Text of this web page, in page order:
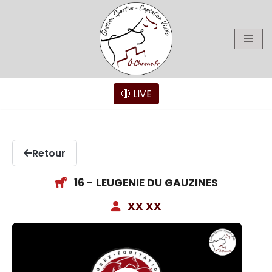
🔴 LIVE
Retour
16 - LEUGENIE DU GAUZINES
XX XX